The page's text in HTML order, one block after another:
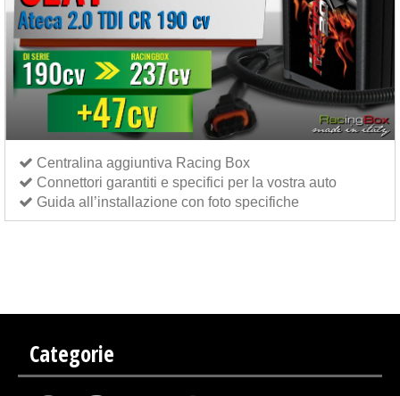
Centralina aggiuntiva Racing Box
Connettori garantiti e specifici per la vostra auto
Guida all’installazione con foto specifiche
Categorie